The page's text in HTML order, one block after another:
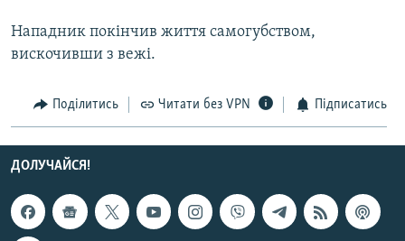
РУС
УКР
Нападник покінчив життя самогубством,
вискочивши з вежі.
Поділитись Читати без VPN Підписатись
ДОЛУЧАЙСЯ!